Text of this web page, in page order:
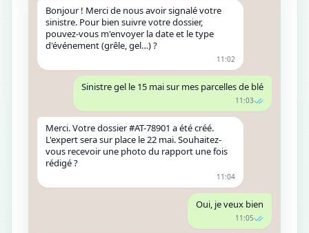
Bonjour ! Merci de nous avoir signalé votre
sinistre. Pour bien suivre votre dossier,
pouvez-vous m'envoyer la date et le type
d'événement (grêle, gel…) ?
11:02
Sinistre gel le 15 mai sur mes parcelles de blé
11:03
Merci. Votre dossier #AT-78901 a été créé.
L'expert sera sur place le 22 mai. Souhaitez-
vous recevoir une photo du rapport une fois
rédigé ?
11:04
Oui, je veux bien
11:05